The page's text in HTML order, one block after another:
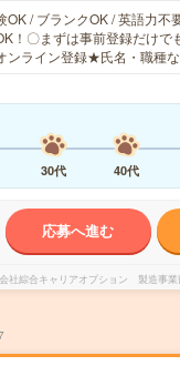
OK / ブランクOK / 英語力不
！〇まずは事前登録だけで
ンライン登録★氏名・職種
30代 40代
応募へ進む
社綜合キャリアオプション 製造事業